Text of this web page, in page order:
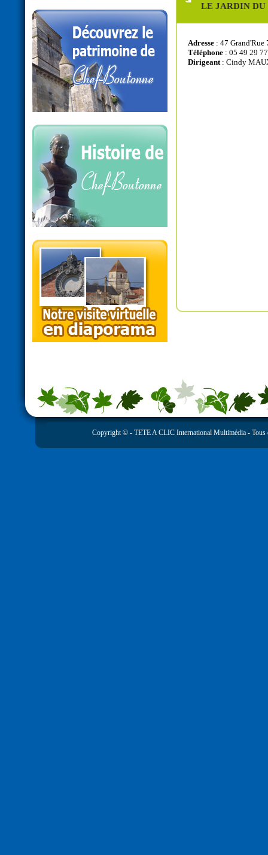
LE JARDIN DU
Adresse : 47
Téléphone : 05 49 29
Dirigeant: Cindy
Copyright © - TETE A CLIC International Multimédia - Tous